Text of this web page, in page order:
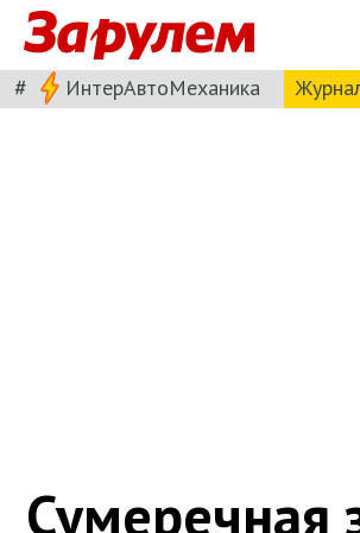
# ИнтерАвтоМеханика
Сумеречная